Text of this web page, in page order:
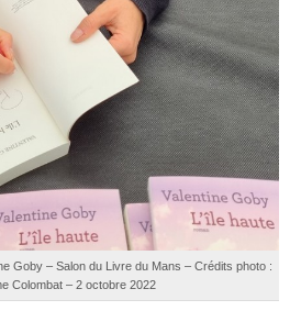
Goby – Salon du Livre du Mans – Crédits photo :
Colombat – 2 octobre 2022